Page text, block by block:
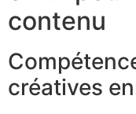
contenu
créatives